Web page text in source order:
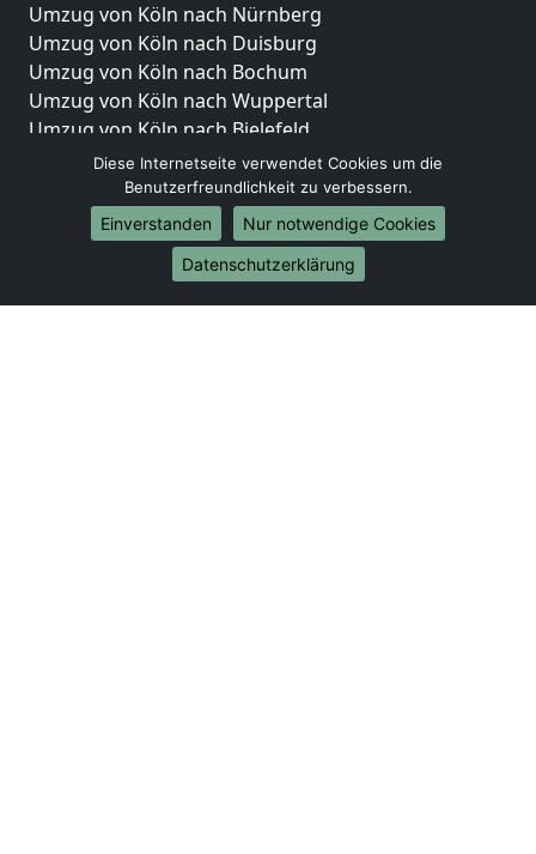
Umzug von Köln nach Nürnberg
Umzug von Köln nach Duisburg
Umzug von Köln nach Bochum
Umzug von Köln nach Wuppertal
Umzug von Köln nach Bielefeld
Umzug von Köln nach Bonn
Umzug von Köln nach Münster
Internationale-Umzüge
Umzug von Köln nach Brasilien
Umzug von Köln nach Brunei Darussalam
Diese Internetseite verwendet Cookies um die
Benutzerfreundlichkeit zu verbessern.
Einverstanden
Nur notwendige Cookies
Datenschutzerklärung